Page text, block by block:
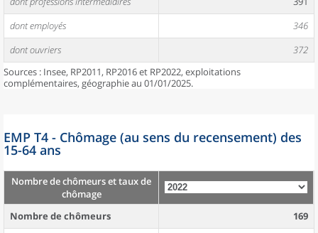
dont employés
346
dont ouvriers
372
Sources : Insee, RP2011, RP2016 et RP2022, exploitations
complémentaires, géographie au 01/01/2025.
EMP T4 - Chômage (au sens du recensement) des
15-64 ans
Nombre de chômeurs et taux de
chômage
Nombre de chômeurs
169